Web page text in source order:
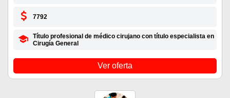
7792
Título profesional de médico cirujano con título especialista en
Cirugía General
Ver oferta